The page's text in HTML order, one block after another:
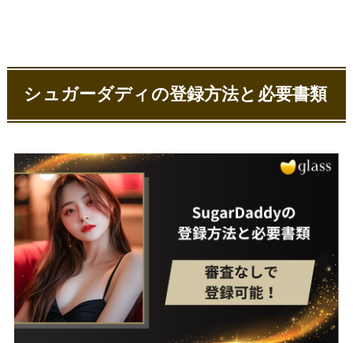
シュガーダディの登録方法と必要書類